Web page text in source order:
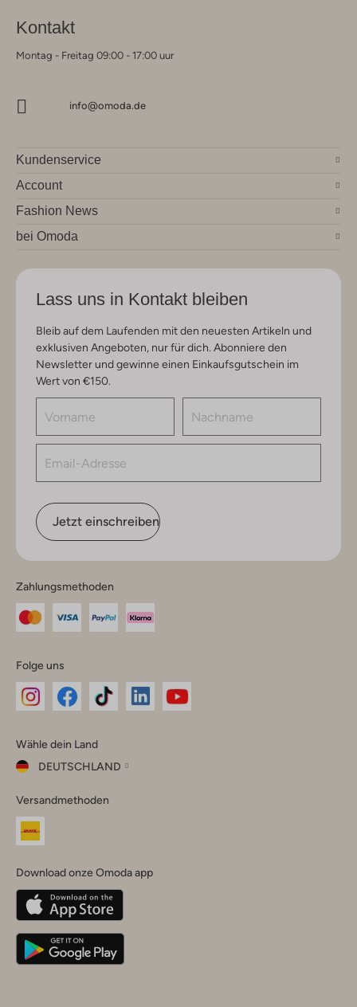
Kontakt
Montag - Freitag 09:00 - 17:00 uur
info@omoda.de
Kundenservice
Account
Fashion News
bei Omoda
Lass uns in Kontakt bleiben
Bleib auf dem Laufenden mit den neuesten Artikeln und
exklusiven Angeboten, nur für dich. Abonniere den
Newsletter und gewinne einen Einkaufsgutschein im
Wert von €150.
Jetzt einschreiben
Zahlungsmethoden
Folge uns
Instagram
Facebook
TikTok
Wähle dein Land
DEUTSCHLAND
dein
Land
Belgique(Français)
Deutschland
Versandmethoden
Download onze Omoda app